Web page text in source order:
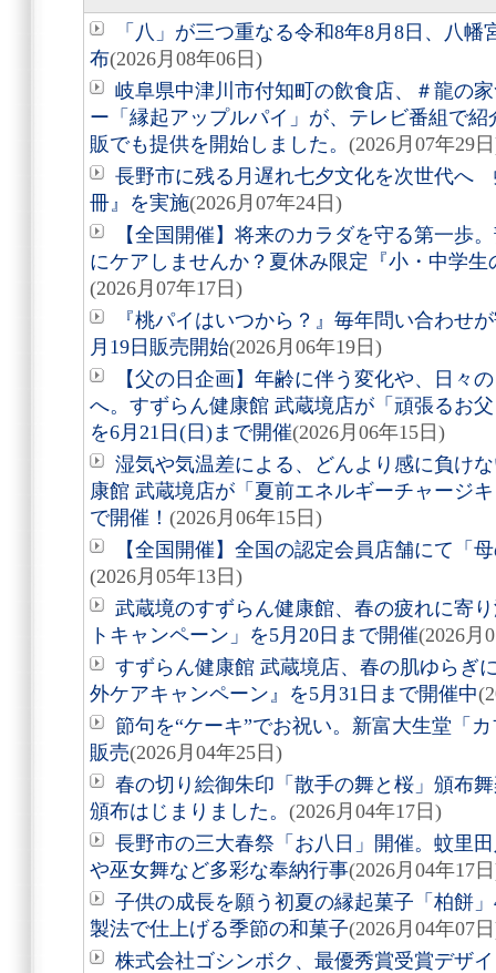
「八」が三つ重なる令和8年8月8日、八
布(2026月08年06日)
岐阜県中津川市付知町の飲食店、＃龍の
ー「縁起アップルパイ」が、テレビ番組で
販でも提供を開始しました。 (2026月07年29
長野市に残る月遅れ七夕文化を次世代へ
冊』を実施(2026月07年24日)
【全国開催】将来のカラダを守る第一歩
にケアしませんか？夏休み限定『小・中学
(2026月07年17日)
『桃パイはいつから？』毎年問い合わせ
月19日販売開始(2026月06年19日)
【父の日企画】年齢に伴う変化や、日々
へ。すずらん健康館 武蔵境店が「頑張るお
を6月21日(日)まで開催(2026月06年15日)
湿気や気温差による、どんより感に負け
康館 武蔵境店が「夏前エネルギーチャージ
で開催！ (2026月06年15日)
【全国開催】全国の認定会員店舗にて「
(2026月05年13日)
武蔵境のすずらん健康館、春の疲れに寄
トキャンペーン」を5月20日まで開催(2026月
すずらん健康館 武蔵境店、春の肌ゆらぎ
外ケアキャンペーン』を5月31日まで開催中
節句を“ケーキ”でお祝い。新富大生堂「
販売(2026月04年25日)
春の切り絵御朱印「散手の舞と桜」頒布
頒布はじまりました。 (2026月04年17日)
長野市の三大春祭「お八日」開催。蚊里
や巫女舞など多彩な奉納行事(2026月04年17
子供の成長を願う初夏の縁起菓子「柏餅
製法で仕上げる季節の和菓子(2026月04年07
株式会社ゴシンボク、最優秀賞受賞デザ